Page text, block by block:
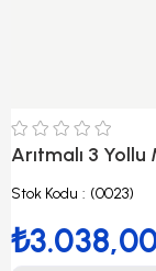
Arıtmalı 3
Stok Kodu (0023)